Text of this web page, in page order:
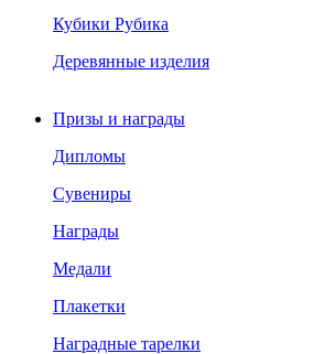
Кубики Рубика
Деревянные изделия
Призы и награды
Дипломы
Сувениры
Награды
Медали
Плакетки
Наградные тарелки